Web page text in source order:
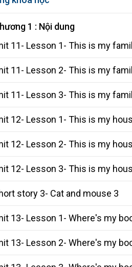
1 : Nội dung
11- Lesson 1- This is my
11- Lesson 2- This is my
11- Lesson 3- This is my
12- Lesson 1- This is my
12- Lesson 2- This is my
12- Lesson 3- This is my
story 3- Cat and mouse 3
13- Lesson 1- Where's my
13- Lesson 2- Where's my